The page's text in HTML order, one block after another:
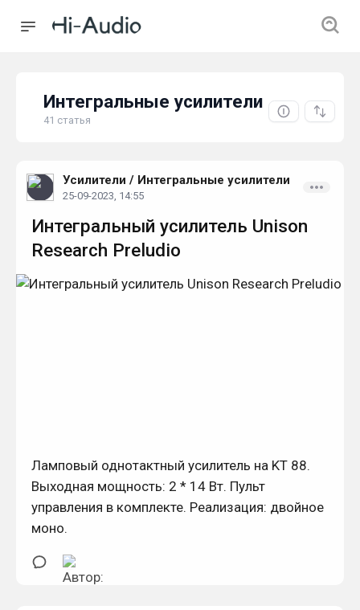
Интегральные усилители
41 статья
Усилители / Интегральные усилители
25-09-2023, 14:55
Интегральный усилитель Unison
Research Preludio
Ламповый однотактный усилитель на KT 88.
Выходная мощность: 2 * 14 Вт. Пульт
управления в комплекте. Реализация: двойное
моно.